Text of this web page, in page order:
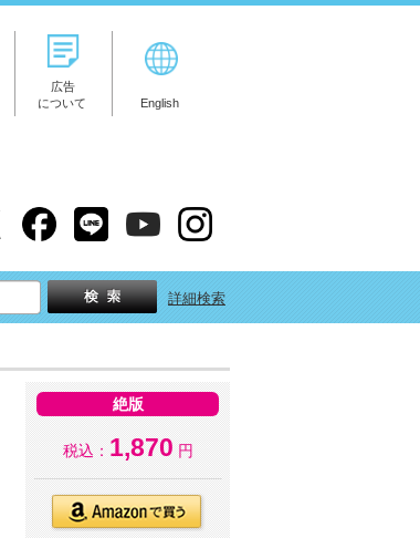
広告
について
English
詳細検索
絶版
税込： 1,870 円